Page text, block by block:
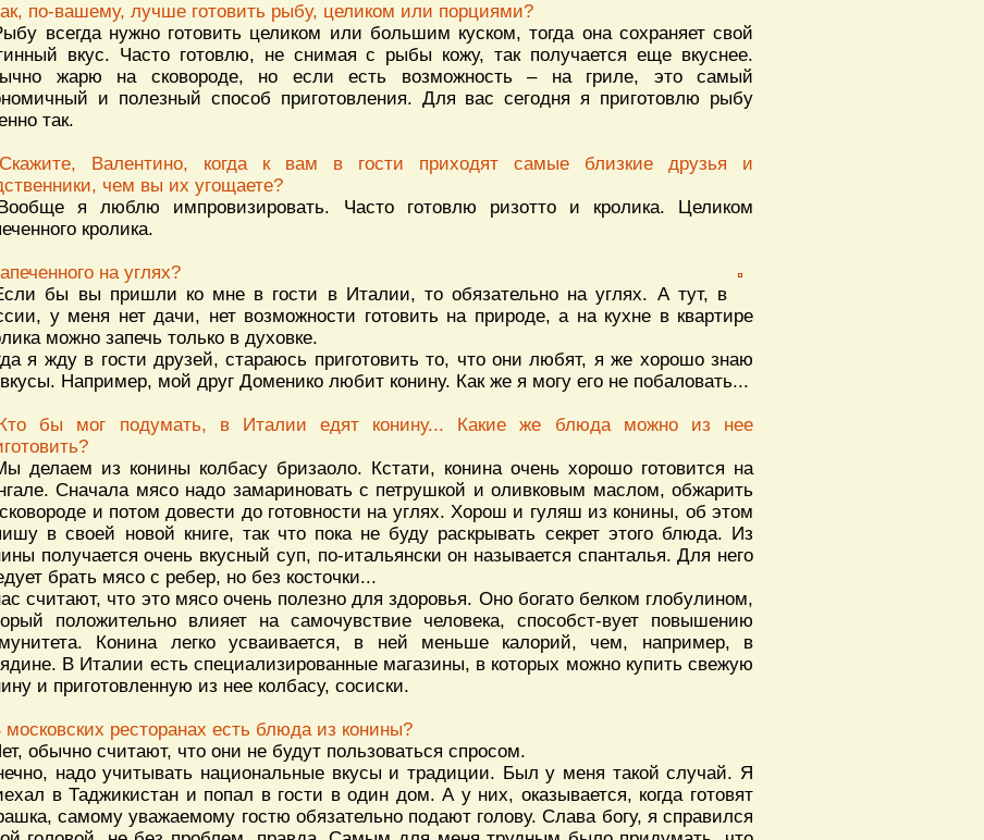
по-вашему, лучше готовить рыбу, целиком или порциями?
всегда нужно готовить целиком или большим куском, тогда она сохраняет свой
вкус. Часто готовлю, не снимая с рыбы кожу, так получается еще вкуснее.
жарю на сковороде, но если есть возможность – на гриле, это самый
и полезный способ приготовления. Для вас сегодня я приготовлю рыбу
так.
Валентино, когда к вам в гости приходят самые близкие друзья и
чем вы их угощаете?
я люблю импровизировать. Часто готовлю ризотто и кролика. Целиком
кролика.
на углях?
бы вы пришли ко мне в гости в Италии, то обязательно на углях. А тут, в
у меня нет дачи, нет возможности готовить на природе, а на кухне в квартире
можно запечь только в духовке.
я жду в гости друзей, стараюсь приготовить то, что они любят, я же хорошо знаю
Например, мой друг Доменико любит конину. Как же я могу его не побаловать...
бы мог подумать, в Италии едят конину... Какие же блюда можно из нее
делаем из конины колбасу бризаоло. Кстати, конина очень хорошо готовится на
Сначала мясо надо замариновать с петрушкой и оливковым маслом, обжарить
и потом довести до готовности на углях. Хорош и гуляш из конины, об этом
в своей новой книге, так что пока не буду раскрывать секрет этого блюда. Из
получается очень вкусный суп, по-итальянски он называется спанталья. Для него
брать мясо с ребер, но без косточки...
считают, что это мясо очень полезно для здоровья. Оно богато белком глобулином,
положительно влияет на самочувствие человека, способст-вует повышению
Конина легко усваивается, в ней меньше калорий, чем, например, в
В Италии есть специализированные магазины, в которых можно купить свежую
и приготовленную из нее колбасу, сосиски.
московских ресторанах есть блюда из конины?
обычно считают, что они не будут пользоваться спросом.
надо учитывать национальные вкусы и традиции. Был у меня такой случай. Я
в Таджикистан и попал в гости в один дом. А у них, оказывается, когда готовят
самому уважаемому гостю обязательно подают голову. Слава богу, я справился